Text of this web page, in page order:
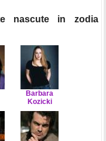
nascute in zodia
Barbara
Kozicki